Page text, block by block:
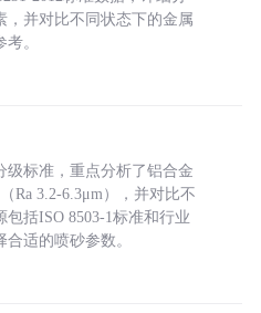
，并对比不同状态下的金属
。
级标准，重点分析了铝合金
Ra 3.2-6.3μm），并对比不
括ISO 8503-1标准和行业
适的喷砂参数。